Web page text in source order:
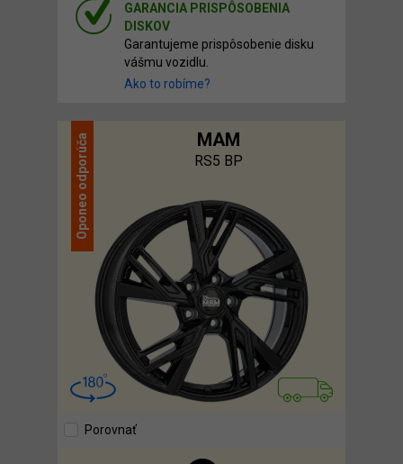
GARANCIA PRISPÔSOBENIA
DISKOV
Garantujeme prispôsobenie disku
vášmu vozidlu.
Ako to robíme?
MAM
RS5 BP
Oponeo
odporúča
Porovnať